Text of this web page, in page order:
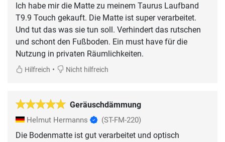
Ich habe mir die Matte zu meinem Taurus Laufband
T9.9 Touch gekauft. Die Matte ist super verarbeitet.
Und tut das was sie tun soll. Verhindert das rutschen
und schont den Fußboden. Ein must have für die
Nutzung in privaten Räumlichkeiten.
Hilfreich • Nicht hilfreich
Geräuschdämmung
Helmut Hermanns (ST-FM-220)
Die Bodenmatte ist gut verarbeitet und optisch